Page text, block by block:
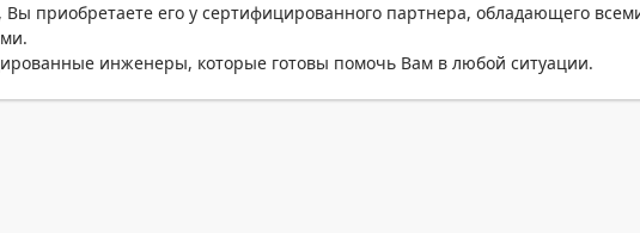
приобретаете его у сертифицированного партнера, обладающего
инженеры, которые готовы помочь Вам в любой ситуации.